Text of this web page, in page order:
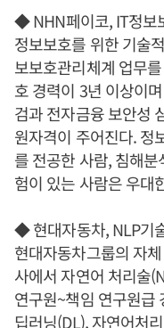
◆ NHN페이코, IT정보
정보보호를 위한 기술
보보호관리체계 업무
호 경력이 3년 이상이
검과 전자금융 보안성
원자격이 주어진다. 정
를 전공한 사람, 침해
험이 있는 사람은 우대
◆ 현대자동차, NLP기
현대자동차그룹의 자
사에서 자연어 처리술
연구원~책임 연구원급
딥러닝(DL), 자연어처